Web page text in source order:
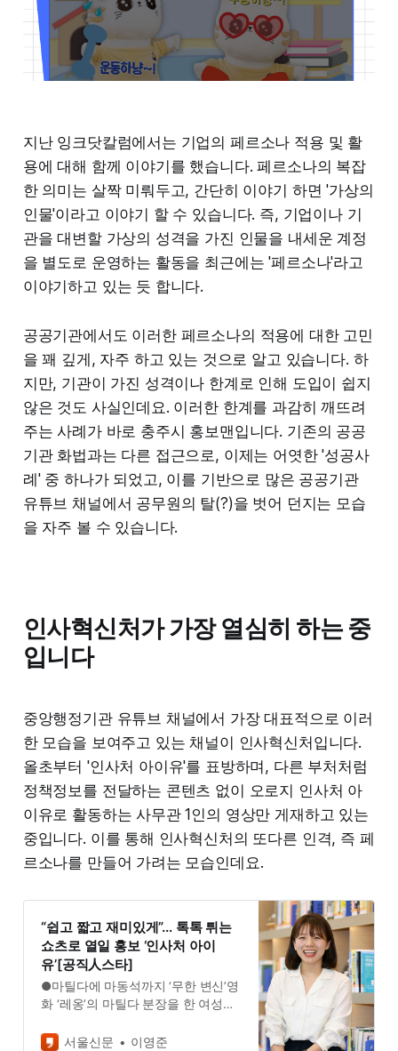
지난 잉크닷칼럼에서는 기업의 페르소나 적용 및 활
용에 대해 함께 이야기를 했습니다. 페르소나의 복잡
한 의미는 살짝 미뤄두고, 간단히 이야기 하면 '가상의
인물'이라고 이야기 할 수 있습니다. 즉, 기업이나 기
관을 대변할 가상의 성격을 가진 인물을 내세운 계정
을 별도로 운영하는 활동을 최근에는 '페르소나'라고
이야기하고 있는 듯 합니다.
공공기관에서도 이러한 페르소나의 적용에 대한 고민
을 꽤 깊게, 자주 하고 있는 것으로 알고 있습니다. 하
지만, 기관이 가진 성격이나 한계로 인해 도입이 쉽지
않은 것도 사실인데요. 이러한 한계를 과감히 깨뜨려
주는 사례가 바로 충주시 홍보맨입니다. 기존의 공공
기관 화법과는 다른 접근으로, 이제는 어엿한 '성공사
례' 중 하나가 되었고, 이를 기반으로 많은 공공기관
유튜브 채널에서 공무원의 탈(?)을 벗어 던지는 모습
을 자주 볼 수 있습니다.
인사혁신처가 가장 열심히 하는 중
입니다
중앙행정기관 유튜브 채널에서 가장 대표적으로 이러
한 모습을 보여주고 있는 채널이 인사혁신처입니다.
올초부터 '인사처 아이유'를 표방하며, 다른 부처처럼
정책정보를 전달하는 콘텐츠 없이 오로지 인사처 아
이유로 활동하는 사무관 1인의 영상만 게재하고 있는
중입니다. 이를 통해 인사혁신처의 또다른 인격, 즉 페
르소나를 만들어 가려는 모습인데요.
“쉽고 짧고 재미있게”… 톡톡 튀는
쇼츠로 열일 홍보 ‘인사처 아이
유’[공직人스타]
●마틸다에 마동석까지 ‘무한 변신’영
화 ‘레옹’의 마틸다 분장을 한 여성이
은 뒤 4월 5일 ‘식목일’을 홍보한다.
서울신문 이영준